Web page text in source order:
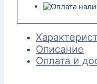
Описание
Оплата и